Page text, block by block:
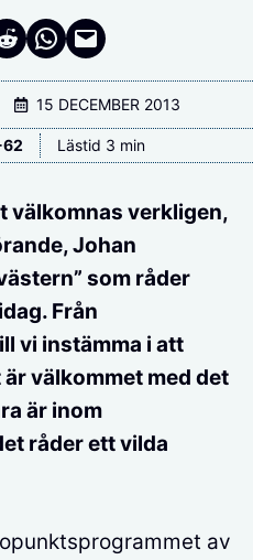
på Reddit
Dela i WhatsApp
Maila en länk
15 DECEMBER 2013
Lästid 3 min
välkomnas verkligen,
Johan
som råder
Från
vi instämma i att
välkommet med det
är inom
råder ett vilda
av